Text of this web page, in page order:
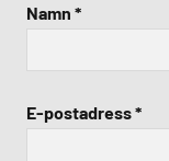
Namn *
E-postadress*